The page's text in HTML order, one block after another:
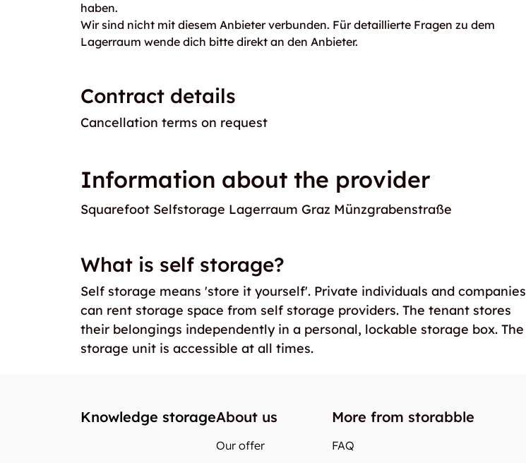
haben.
Wir sind nicht mit diesem Anbieter verbunden. Für detaillierte Fragen zu dem
Lagerraum wende dich bitte direkt an den Anbieter.
Contract details
Cancellation terms on request
Information about the provider
Squarefoot Selfstorage Lagerraum Graz Münzgrabenstraße
What is self storage?
Self storage means 'store it yourself'. Private individuals and companies
can rent storage space from self storage providers. The tenant stores
their belongings independently in a personal, lockable storage box. The
storage unit is accessible at all times.
Knowledge storageAbout us
Our offer
More from storabble
FAQ